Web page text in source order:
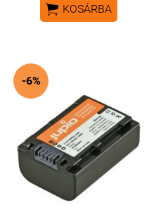
 KOSÁRBA
-6%